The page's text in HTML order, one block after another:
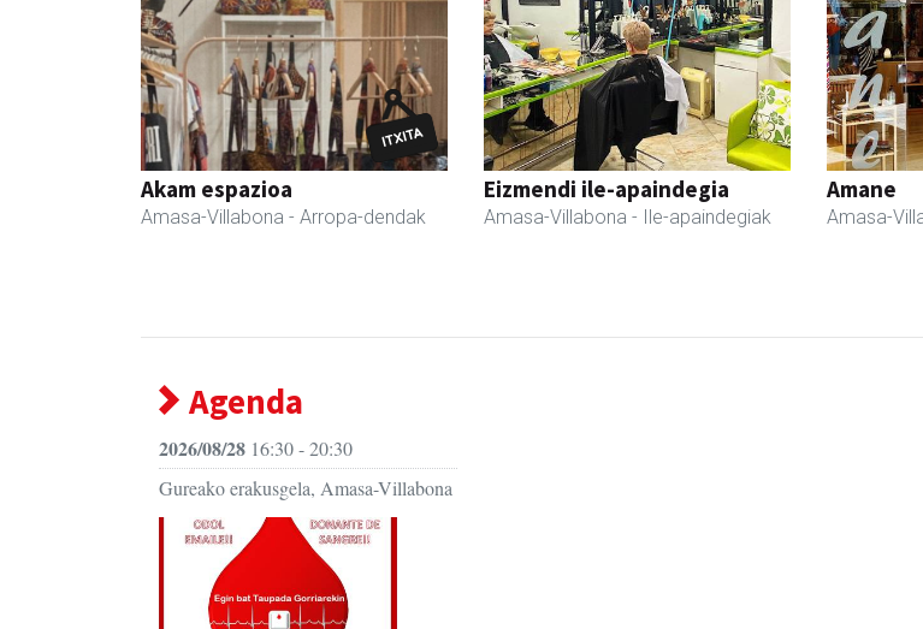
Akam espazioa
Amasa-Villabona - Arropa-dendak
Eizmendi ile-apaindegia
Amasa-Villabona - Ile-apaindegiak
Amane
Amasa-
Agenda
2026/08/28 16:30 - 20:30
Gureako erakusgela, Amasa-Villabona